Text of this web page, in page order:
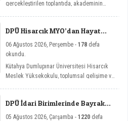
gerçekleştirilen toplantıda, akademinin
DPÜ Hisarcık MYO’dan Hayat
06 Ağustos 2026, Perşembe - 178 defa
okundu.
Kütahya Dumlupınar Üniversitesi Hisarcık
Meslek Yüksekokulu, toplumsal gelişime ve
Sohbetler etkinlik serisi kapsamında dört
önemli söyleşiye imza attı.
DPÜ İdari Birimlerinde Bayrak
05 Ağustos 2026, Çarşamba - 1220 defa